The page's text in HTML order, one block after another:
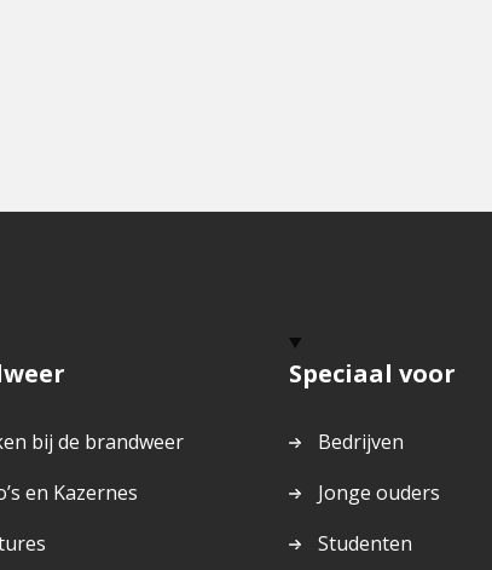
bij de brandweer
en Kazernes
Speciaal voor
Bedrijven
Jonge ouders
Studenten